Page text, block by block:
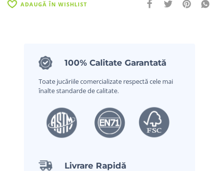
ADAUGĂ ÎN WISHLIST
100% Calitate Garantată
Toate jucăriile comercializate respectă cele mai
înalte standarde de calitate.
Livrare Rapidă